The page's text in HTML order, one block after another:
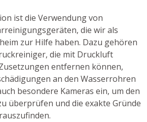
ist die Verwendung von
die wir als
zur Hilfe haben. Dazu gehören
die mit Druckluft
entfernen können,
an den Wasserrohren
besondere Kameras ein, um den
überprüfen und die exakte Gründe